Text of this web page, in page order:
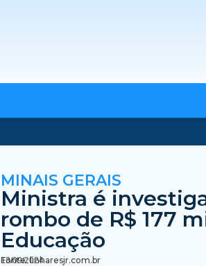
MINAIS GERAIS
Ministra é
rombo de R$ 177
Educação
Fonte: linharesjr.com.br
13/09/2024